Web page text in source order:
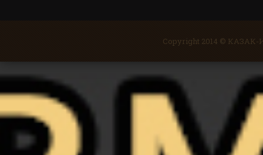
Copyright 2014 ©